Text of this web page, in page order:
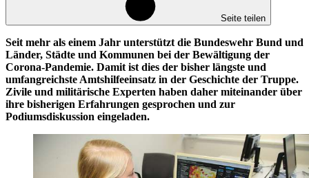
Seite teilen
Seit mehr als einem Jahr unterstützt die Bundeswehr Bund und
Länder, Städte und Kommunen bei der Bewältigung der
Corona-Pandemie. Damit ist dies der bisher längste und
umfangreichste Amtshilfeeinsatz in der Geschichte der Truppe.
Zivile und militärische Experten haben daher miteinander über
ihre bisherigen Erfahrungen gesprochen und zur
Podiumsdiskussion eingeladen.